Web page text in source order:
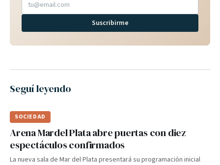
Suscribirme
Seguí leyendo
SOCIEDAD
Arena Mardel Plata abre puertas con diez
espectáculos confirmados
La nueva sala de Mar del Plata presentará su programación inicial